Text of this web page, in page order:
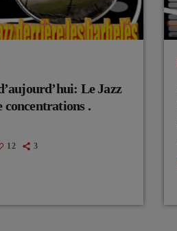
Le Jazz
concentrations .
12 3